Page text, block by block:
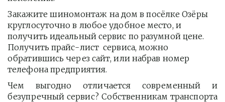
Закажите шиномонтаж на дом в посёлке Озёры
круглосуточно в любое удобное место, и
получить идеальный сервис по разумной цене.
Получить прайс-лист  сервиса, можно
обратившись через сайт, или набрав номер
телефона предприятия.
Чем выгодно отличается современный и
безупречный сервис? Собственникам транспорта